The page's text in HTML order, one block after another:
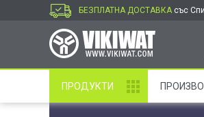
БЕЗПЛАТНА ДОСТАВКА със
ПРОДУКТИ